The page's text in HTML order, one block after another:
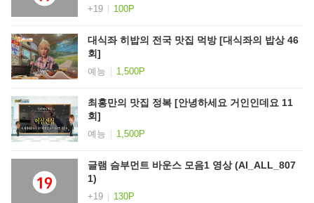
+19 100P
대식좌 히밥의 전국 맛집 먹방 [대식좌의 밥상 46
회]
예능 1,500P
최홍만의 맛집 정복 [안녕하세요 거인인데요 11
회]
예능 1,500P
글램 슴부먼트 바운스 모음1 영상 (AI_ALL_807
1)
+19 130P